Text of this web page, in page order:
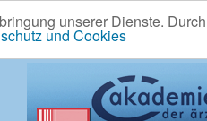
unserer Dienste.
und Cookies